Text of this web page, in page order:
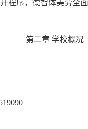
程序，德智体美劳全
第二章 学校概况